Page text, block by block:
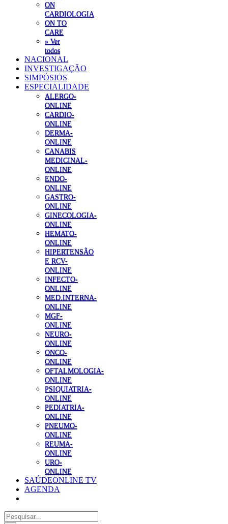
ON
CARDIOLOGIA
ON TO
CARE
» Ver
todos
NACIONAL
INVESTIGAÇÃO
SIMPÓSIOS
ESPECIALIDADE
ALERGO-
ONLINE
CARDIO-
ONLINE
DERMA-
ONLINE
CANABIS
MEDICINAL-
ONLINE
ENDO-
ONLINE
GASTRO-
ONLINE
GINECOLOGIA-
ONLINE
HEMATO-
ONLINE
HIPERTENSÃO
E RCV-
ONLINE
INFECTO-
ONLINE
MED.INTERNA-
ONLINE
MGF-
ONLINE
NEURO-
ONLINE
ONCO-
ONLINE
OFTALMOLOGIA-
ONLINE
PSIQUIATRIA-
ONLINE
PEDIATRIA-
ONLINE
PNEUMO-
ONLINE
REUMA-
ONLINE
URO-
ONLINE
SAÚDEONLINE TV
AGENDA
Pesquisar